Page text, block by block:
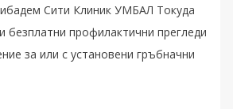
Сити Клиник УМБАЛ Токуда
безплатни профилактични прегледи
за или с установени гръбначни